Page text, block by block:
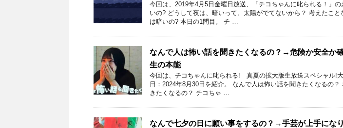
今回は、2019年4月5日金曜日放送、「チコちゃんに叱られる！」
いの? どうして夜は、暗いって、太陽がでてないから？ 考えたこと
は暗いの? 本日の1問目。 チ …
なんで人は怖い話を聞きたくなるの？→危険か安全か
生の本能
今回は、チコちゃんに叱られる! 真夏の拡大版生放送スペシャル!
日：2024年8月30日を紹介。 なんで人は怖い話を聞きたくなるの？
きたくなるの？ チコちゃ …
なんで七夕の日に願い事をするの？→手芸が上手にな